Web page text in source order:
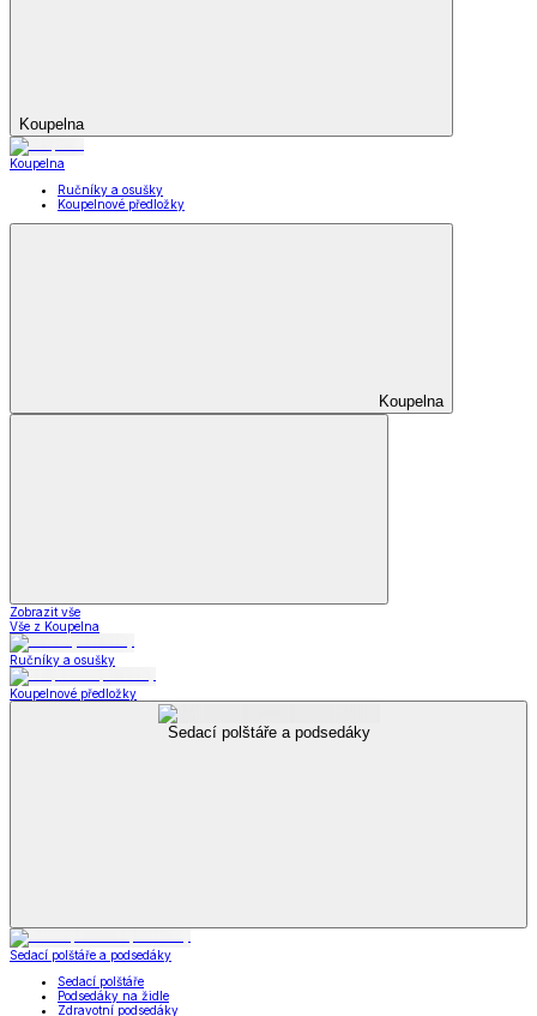
Koupelna
Koupelna
Ručníky a osušky
Koupelnové předložky
Koupelna
Zobrazit vše
Vše z Koupelna
Ručníky a osušky
Koupelnové předložky
Sedací polštáře a podsedáky
Sedací polštáře a podsedáky
Sedací polštáře
Podsedáky na židle
Zdravotní podsedáky